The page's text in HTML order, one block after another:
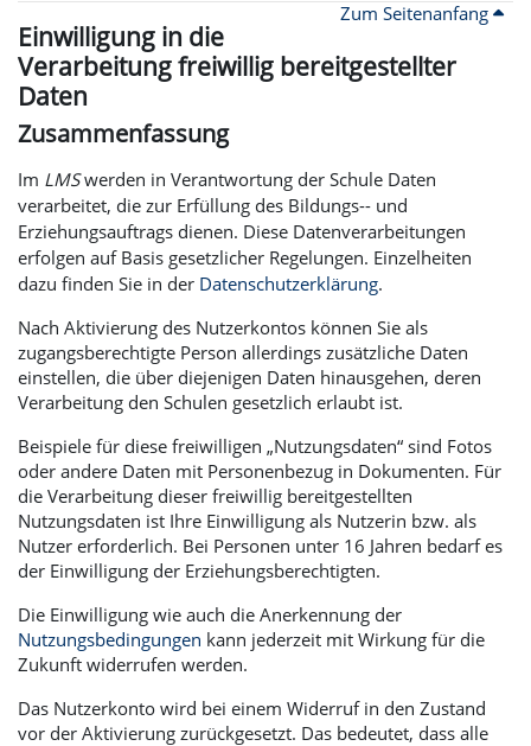
Zum Seitenanfang
Einwilligung in die
Verarbeitung freiwillig bereitgestellter
Daten
Zusammenfassung
Im LMSwerden in Verantwortung der Schule Daten
verarbeitet, die zur Erfüllung des Bildungs-- und
Erziehungsauftrags dienen. Diese Datenverarbeitungen
erfolgen auf Basis gesetzlicher Regelungen. Einzelheiten
dazu finden Sie in der Datenschutzerklärung.
Nach Aktivierung des Nutzerkontos können Sie als
zugangsberechtigte Person allerdings zusätzliche Daten
einstellen, die über diejenigen Daten hinausgehen, deren
Verarbeitung den Schulen gesetzlich erlaubt ist.
Beispiele für diese freiwilligen „Nutzungsdaten“ sind Fotos
oder andere Daten mit Personenbezug in Dokumenten. Für
die Verarbeitung dieser freiwillig bereitgestellten
Nutzungsdaten ist Ihre Einwilligung als Nutzerin bzw. als
Nutzer erforderlich. Bei Personen unter 16 Jahren bedarf es
der Einwilligung der Erziehungsberechtigten.
Die Einwilligung wie auch die Anerkennung der
Nutzungsbedingungen kann jederzeit mit Wirkung für die
Zukunft widerrufen werden.
Das Nutzerkonto wird bei einem Widerruf in den Zustand
vor der Aktivierung zurückgesetzt. Das bedeutet, dass alle